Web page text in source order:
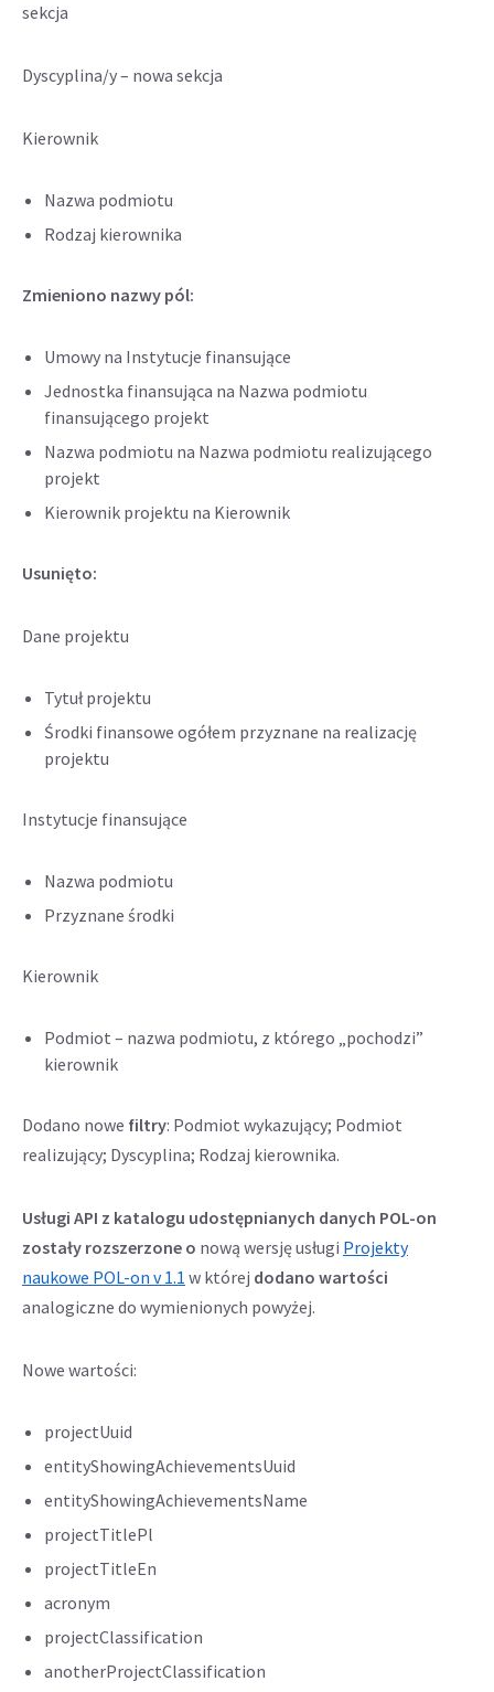
sekcja
Dyscyplina/y – nowa sekcja
Kierownik
Nazwa podmiotu
Rodzaj kierownika
Zmieniono nazwy pól:
Umowy na Instytucje finansujące
Jednostka finansująca na Nazwa podmiotu
finansującego projekt
Nazwa podmiotu na Nazwa podmiotu realizującego
projekt
Kierownik projektu na Kierownik
Usunięto:
Dane projektu
Tytuł projektu
Środki finansowe ogółem przyznane na realizację
projektu
Instytucje finansujące
Nazwa podmiotu
Przyznane środki
Kierownik
Podmiot – nazwa podmiotu, z którego „pochodzi”
kierownik
Dodano nowe filtry: Podmiot wykazujący; Podmiot
realizujący; Dyscyplina; Rodzaj kierownika.
Usługi API z katalogu udostępnianych danych POL-on
zostały rozszerzone o nową wersję usługi Projekty
naukowe POL-on v 1.1 Odnośnik
otwiera
w której dodano wartości
analogiczne do wymienionych powyżej.
Nowe wartości:
projectUuid
entityShowingAchievementsUuid
entityShowingAchievementsName
projectTitlePl
projectTitleEn
acronym
projectClassification
anotherProjectClassification